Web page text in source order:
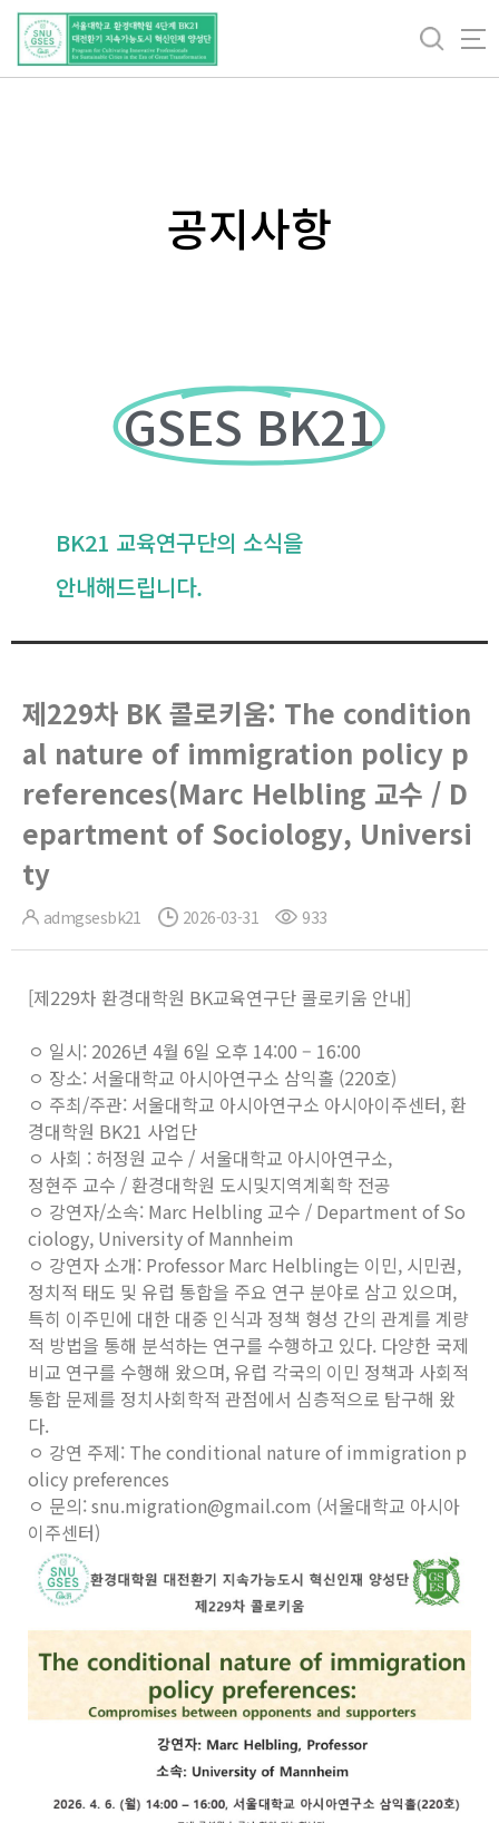
공지사항
GSES BK21
BK21 교육연구단의 소식을
안내해드립니다.
제229차 BK 콜로키움: The condition
al nature of immigration policy p
references(Marc Helbling 교수 / D
epartment of Sociology, Universi
ty
admgsesbk21 2026-03-31 933
[제229차 환경대학원 BK교육연구단 콜로키움 안내]
ㅇ 일시: 2026년 4월 6일 오후 14:00 – 16:00
ㅇ 장소: 서울대학교 아시아연구소 삼익홀 (220호)
ㅇ 주최/주관: 서울대학교 아시아연구소 아시아이주센터, 환
경대학원 BK21 사업단
ㅇ 사회 : 허정원 교수 / 서울대학교 아시아연구소,
정현주 교수 / 환경대학원 도시및지역계획학 전공
ㅇ 강연자/소속: Marc Helbling 교수 / Department of So
ciology, University of Mannheim
ㅇ 강연자 소개: Professor Marc Helbling는 이민, 시민권,
정치적 태도 및 유럽 통합을 주요 연구 분야로 삼고 있으며,
특히 이주민에 대한 대중 인식과 정책 형성 간의 관계를 계량
적 방법을 통해 분석하는 연구를 수행하고 있다. 다양한 국제
비교 연구를 수행해 왔으며, 유럽 각국의 이민 정책과 사회적
통합 문제를 정치사회학적 관점에서 심층적으로 탐구해 왔
다.
ㅇ 강연 주제: The conditional nature of immigration p
olicy preferences
ㅇ 문의: snu.migration@gmail.com (서울대학교 아시아
이주센터)